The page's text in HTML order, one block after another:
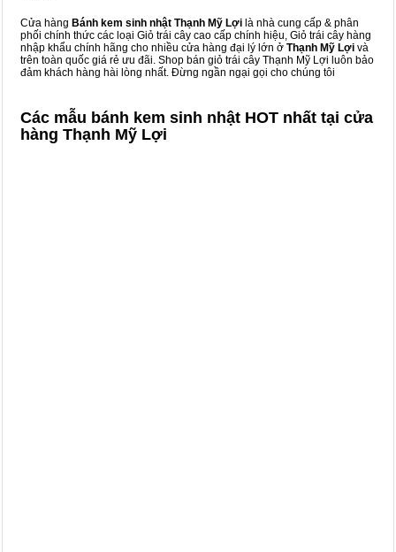
Cửa hàng Bánh kem sinh nhật Thạnh Mỹ Lợi là nhà cung cấp & phân
phối chính thức các loại Giỏ trái cây cao cấp chính hiệu, Giỏ trái cây hàng
nhập khẩu chính hãng cho nhiều cửa hàng đại lý lớn ở Thạnh Mỹ Lợi và
trên toàn quốc giá rẻ ưu đãi. Shop bán giỏ trái cây Thạnh Mỹ Lợi luôn bảo
đảm khách hàng hài lòng nhất. Đừng ngần ngại gọi cho chúng tôi
Các mẫu bánh kem sinh nhật HOT nhất tại cửa
hàng Thạnh Mỹ Lợi